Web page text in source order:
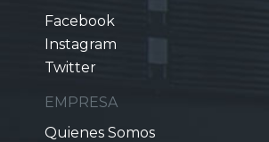
Facebook
Instagram
Twitter
EMPRESA
Quienes Somos